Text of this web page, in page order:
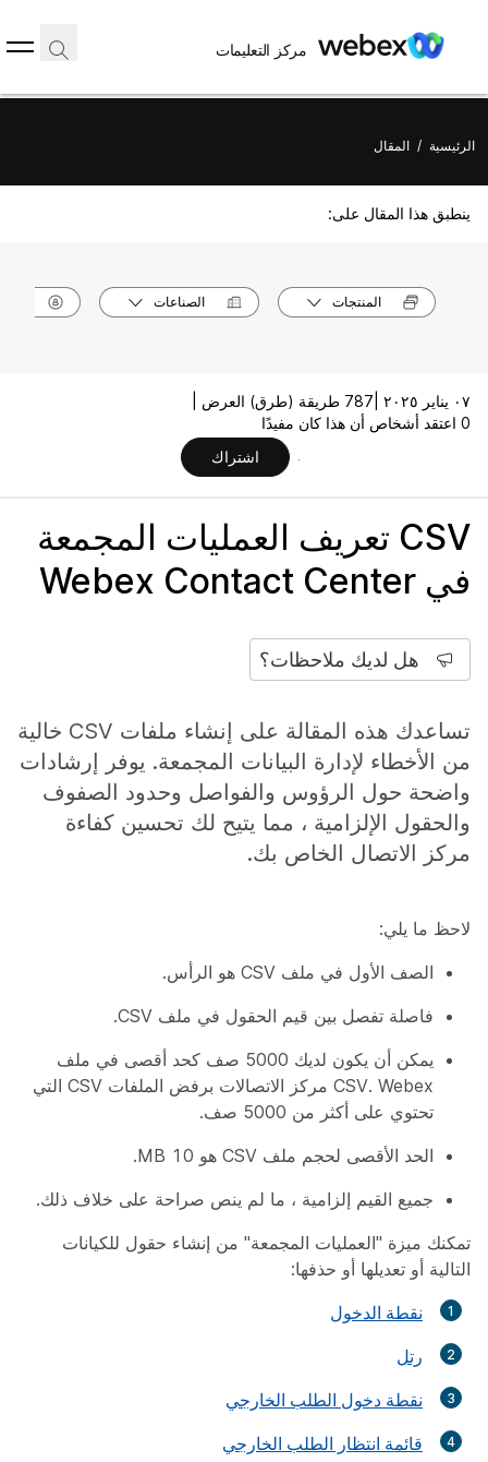
مركز التعليمات
الرئيسية / المقال
ينطبق هذا المقال على:
المنتجات الصناعات
٠٧ يناير ٢٠٢٥ |
787 طريقة (طرق) العرض |
0 اعتقد أشخاص أن هذا كان مفيدًا
اشتراك
CSV تعريف العمليات المجمعة
في Webex Contact Center
هل لديك ملاحظات؟
تساعدك هذه المقالة على إنشاء ملفات CSV خالية
من الأخطاء لإدارة البيانات المجمعة. يوفر إرشادات
واضحة حول الرؤوس والفواصل وحدود الصفوف
والحقول الإلزامية ، مما يتيح لك تحسين كفاءة
مركز الاتصال الخاص بك.
لاحظ ما يلي:
الصف الأول في ملف CSV هو الرأس.
فاصلة تفصل بين قيم الحقول في ملف CSV.
يمكن أن يكون لديك 5000 صف كحد أقصى في ملف
CSV. Webex مركز الاتصالات برفض الملفات CSV التي
تحتوي على أكثر من 5000 صف.
الحد الأقصى لحجم ملف CSV هو 10 MB.
جميع القيم إلزامية ، ما لم ينص صراحة على خلاف ذلك.
تمكنك ميزة "العمليات المجمعة" من إنشاء حقول للكيانات
التالية أو تعديلها أو حذفها:
نقطة الدخول
رتل
نقطة دخول الطلب الخارجي
قائمة انتظار الطلب الخارجي